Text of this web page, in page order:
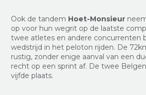
Ook de tandem Hoet-Monsieur
op voor hun wegrit op de laatste
twee atletes en andere concurrenten
wedstrijd in het peloton rijden. De
rustig, zonder enige aanval van een
recht op een sprint af. De twee
vijfde plaats.